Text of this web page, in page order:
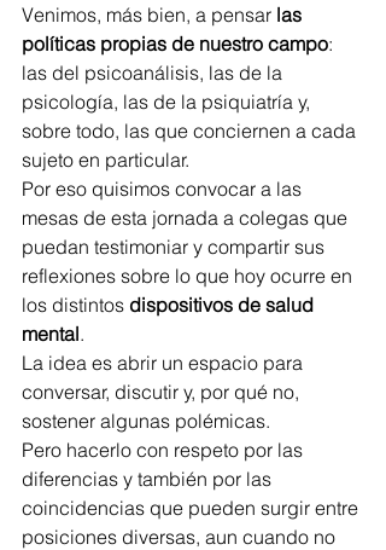
Venimos, más bien, a pensar las
políticas propias de nuestro campo:
las del psicoanálisis, las de la
psicología, las de la psiquiatría y,
sobre todo, las que conciernen a cada
sujeto en particular.
Por eso quisimos convocar a las
mesas de esta jornada a colegas que
puedan testimoniar y compartir sus
reflexiones sobre lo que hoy ocurre en
los distintos dispositivos de salud
mental.
La idea es abrir un espacio para
conversar, discutir y, por qué no,
sostener algunas polémicas.
Pero hacerlo con respeto por las
diferencias y también por las
coincidencias que pueden surgir entre
posiciones diversas, aun cuando no